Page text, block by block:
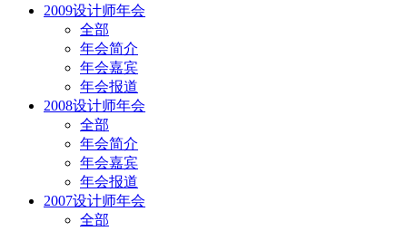
2009设计师年会
全部
年会简介
年会嘉宾
年会报道
2008设计师年会
全部
年会简介
年会嘉宾
年会报道
2007设计师年会
全部